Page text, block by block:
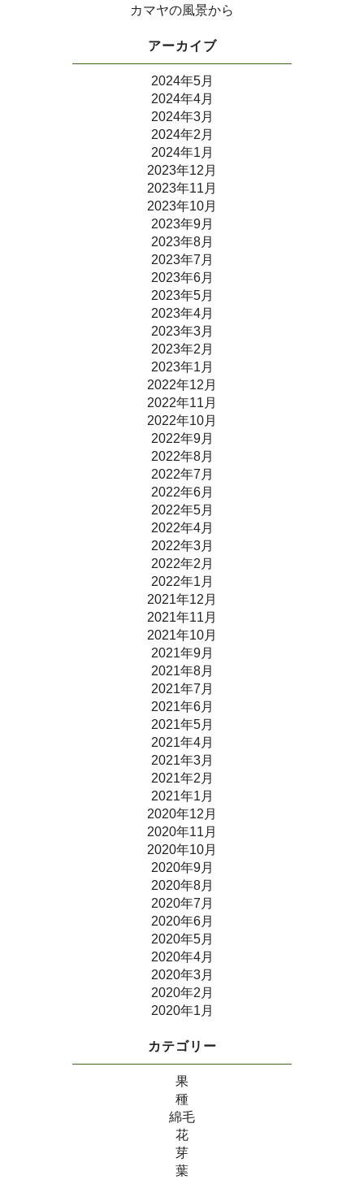
カマヤの風景から
アーカイブ
2024年5月
2024年4月
2024年3月
2024年2月
2024年1月
2023年12月
2023年11月
2023年10月
2023年9月
2023年8月
2023年7月
2023年6月
2023年5月
2023年4月
2023年3月
2023年2月
2023年1月
2022年12月
2022年11月
2022年10月
2022年9月
2022年8月
2022年7月
2022年6月
2022年5月
2022年4月
2022年3月
2022年2月
2022年1月
2021年12月
2021年11月
2021年10月
2021年9月
2021年8月
2021年7月
2021年6月
2021年5月
2021年4月
2021年3月
2021年2月
2021年1月
2020年12月
2020年11月
2020年10月
2020年9月
2020年8月
2020年7月
2020年6月
2020年5月
2020年4月
2020年3月
2020年2月
2020年1月
カテゴリー
果
種
綿毛
花
芽
葉